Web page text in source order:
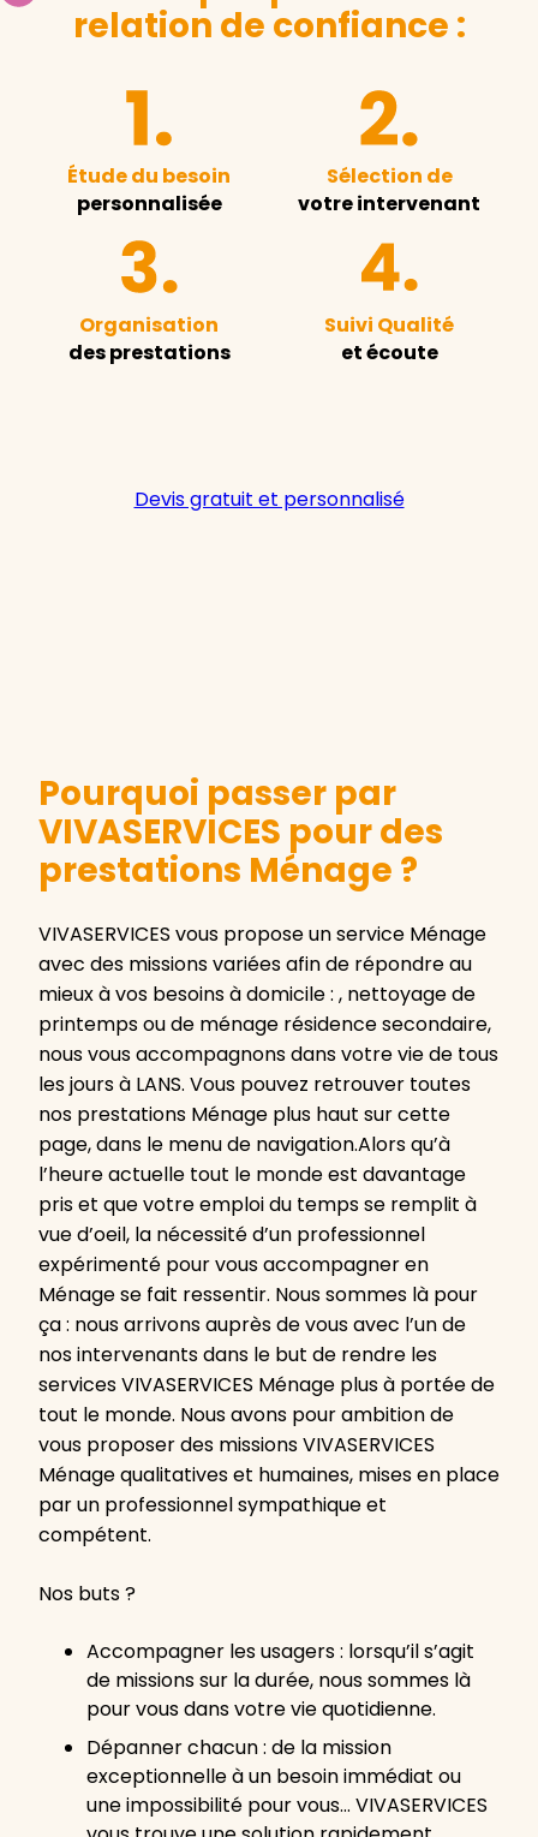
relation de confiance :
Étude du besoin
personnalisée
Sélection de
votre intervenant
Organisation
des prestations
Suivi Qualité
et écoute
Devis gratuit et personnalisé
Pourquoi passer par
VIVASERVICES pour des
prestations Ménage ?
VIVASERVICES vous propose un service Ménage
avec des missions variées afin de répondre au
mieux à vos besoins à domicile : , nettoyage de
printemps ou de ménage résidence secondaire,
nous vous accompagnons dans votre vie de tous
les jours à LANS. Vous pouvez retrouver toutes
nos prestations Ménage plus haut sur cette
page, dans le menu de navigation.Alors qu’à
l’heure actuelle tout le monde est davantage
pris et que votre emploi du temps se remplit à
vue d’oeil, la nécessité d’un professionnel
expérimenté pour vous accompagner en
Ménage se fait ressentir. Nous sommes là pour
ça : nous arrivons auprès de vous avec l’un de
nos intervenants dans le but de rendre les
services VIVASERVICES Ménage plus à portée de
tout le monde. Nous avons pour ambition de
vous proposer des missions VIVASERVICES
Ménage qualitatives et humaines, mises en place
par un professionnel sympathique et
compétent.
Nos buts ?
Accompagner les usagers : lorsqu’il s’agit
de missions sur la durée, nous sommes là
pour vous dans votre vie quotidienne.
Dépanner chacun : de la mission
exceptionnelle à un besoin immédiat ou
une impossibilité pour vous… VIVASERVICES